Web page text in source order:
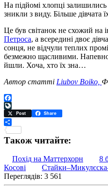
На підйомі хлопці залишились
зникли з виду. Більше дівчата
Це був світанок не схожий на
Петроса, а всередині двоє
сонця, не відчули теплих
безмежно щасливими.
йшли. Хоча, хто їх зна…
Автор статті Liubov Boiko,
Facebook
LiveJournal
Post Share
Також читайте:
Похід на Маттерхорн 8
Косові
Переглядів: 3 561